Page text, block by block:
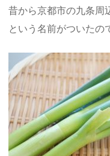
昔から京都市の九条周
という名前がついたの